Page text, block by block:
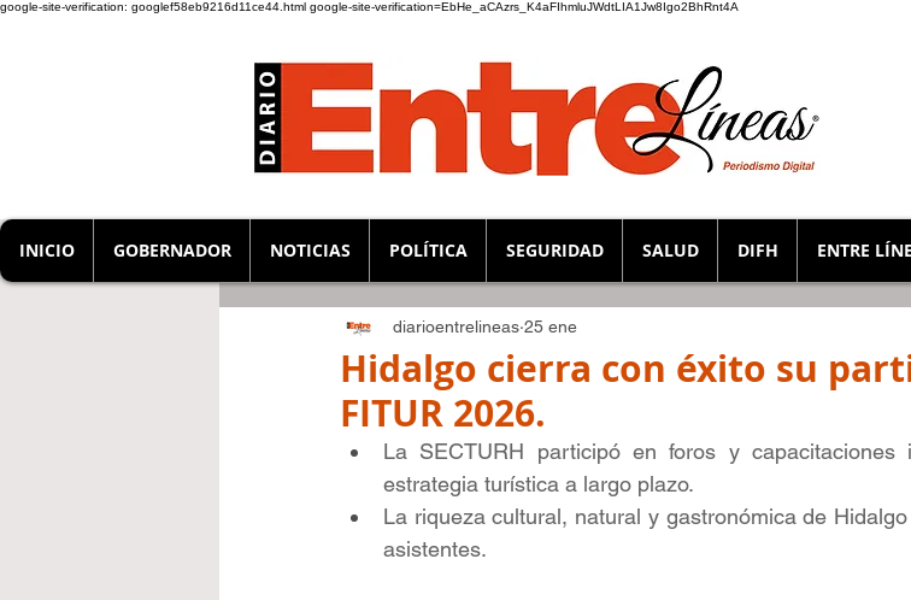
google-site-verification: googlef58eb9216d11ce44.html google-site-verification=EbHe_aCAzrs_K4aFIhmluJWdtLIA1Jw8Igo2BhRnt4A
INICIO GOBERNADOR NOTICIAS POLÍTICA SEGURIDAD SALUD DIFH ENTRE
Hidalgo cierra con éxito su
FITUR 2026.
diarioentrelineas 25 ene
La SECTURH participó en foros y capacitaciones
estrategia turística a largo plazo.
La riqueza cultural, natural y gastronómica de
asistentes.